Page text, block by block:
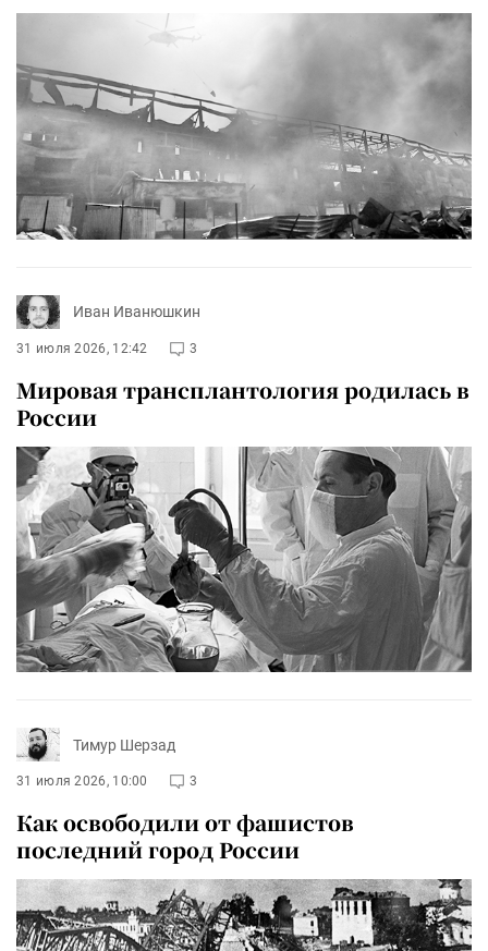
Иван Иванюшкин
31 июля 2026, 12:42 3
Мировая трансплантология родилась в
России
Тимур Шерзад
31 июля 2026, 10:00 3
Как освободили от фашистов
последний город России